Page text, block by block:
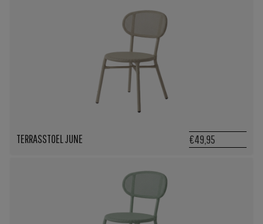
TERRASSTOEL JUNE €49,95